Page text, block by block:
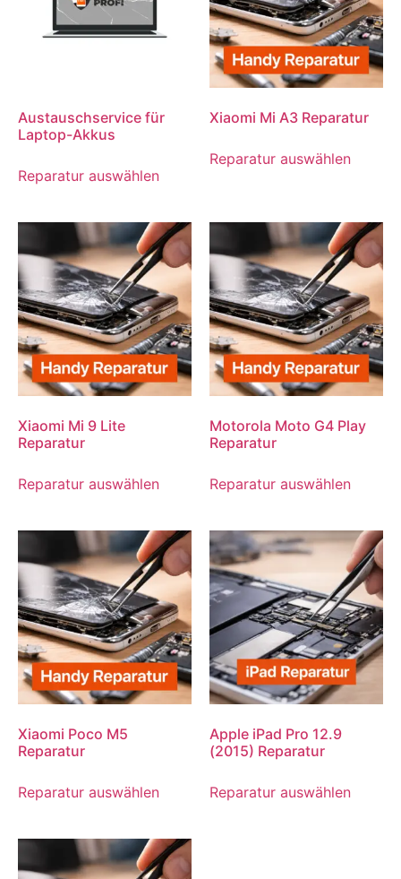
Austauschservice für
Laptop-Akkus
Reparatur auswählen
Xiaomi Mi A3 Reparatur
Reparatur auswählen
Xiaomi Mi 9 Lite
Reparatur
Reparatur auswählen
Motorola Moto G4 Play
Reparatur
Reparatur auswählen
Xiaomi Poco M5
Reparatur
Reparatur auswählen
Apple iPad Pro 12.9
(2015) Reparatur
Reparatur auswählen